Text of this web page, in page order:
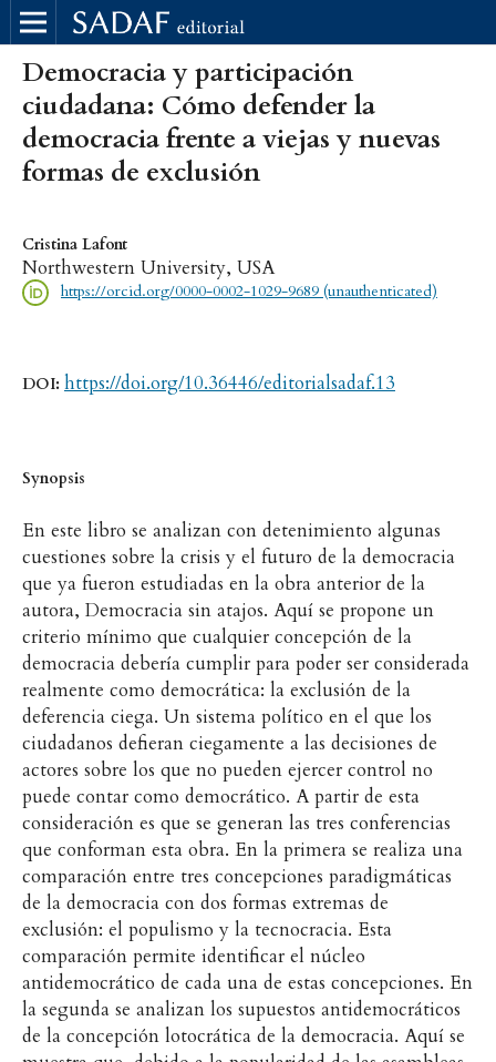
Democracia y participación
ciudadana: Cómo defender la
democracia frente a viejas y nuevas
formas de exclusión
Cristina Lafont
Northwestern University, USA
https://orcid.org/0000-0002-1029-9689 (unauthenticated)
DOI: https://doi.org/10.36446/editorialsadaf.13
Synopsis
En este libro se analizan con detenimiento algunas
cuestiones sobre la crisis y el futuro de la democracia
que ya fueron estudiadas en la obra anterior de la
autora, Democracia sin atajos. Aquí se propone un
criterio mínimo que cualquier concepción de la
democracia debería cumplir para poder ser considerada
realmente como democrática: la exclusión de la
deferencia ciega. Un sistema político en el que los
ciudadanos defieran ciegamente a las decisiones de
actores sobre los que no pueden ejercer control no
puede contar como democrático. A partir de esta
consideración es que se generan las tres conferencias
que conforman esta obra. En la primera se realiza una
comparación entre tres concepciones paradigmáticas
de la democracia con dos formas extremas de
exclusión: el populismo y la tecnocracia. Esta
comparación permite identificar el núcleo
antidemocrático de cada una de estas concepciones. En
la segunda se analizan los supuestos antidemocráticos
de la concepción lotocrática de la democracia. Aquí se